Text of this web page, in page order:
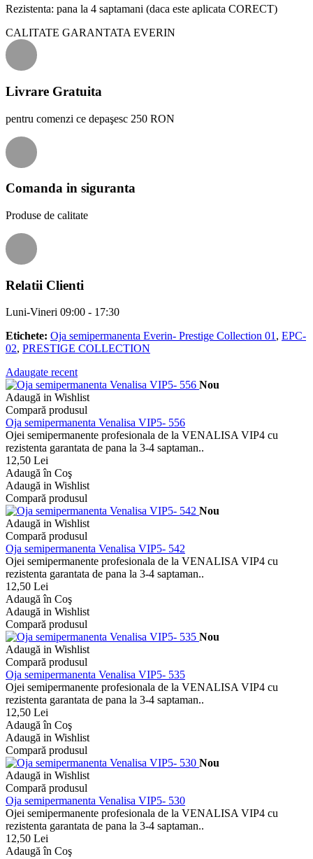
Rezistenta: pana la 4 saptamani (daca este aplicata CORECT)
CALITATE GARANTATA EVERIN
Livrare Gratuita
pentru comenzi ce depaşesc 250 RON
Comanda in siguranta
Produse de calitate
Relatii Clienti
Luni-Vineri 09:00 - 17:30
Etichete: Oja semipermanenta Everin- Prestige Collection 01, EPC-
02, PRESTIGE COLLECTION
Adaugate recent
Nou
Adaugă in Wishlist
Compară produsul
Oja semipermanenta Venalisa VIP5- 556
Ojei semipermanente profesionala de la VENALISA VIP4 cu
rezistenta garantata de pana la 3-4 saptaman..
12,50 Lei
Adaugă în Coş
Adaugă in Wishlist
Compară produsul
Nou
Adaugă in Wishlist
Compară produsul
Oja semipermanenta Venalisa VIP5- 542
Ojei semipermanente profesionala de la VENALISA VIP4 cu
rezistenta garantata de pana la 3-4 saptaman..
12,50 Lei
Adaugă în Coş
Adaugă in Wishlist
Compară produsul
Nou
Adaugă in Wishlist
Compară produsul
Oja semipermanenta Venalisa VIP5- 535
Ojei semipermanente profesionala de la VENALISA VIP4 cu
rezistenta garantata de pana la 3-4 saptaman..
12,50 Lei
Adaugă în Coş
Adaugă in Wishlist
Compară produsul
Nou
Adaugă in Wishlist
Compară produsul
Oja semipermanenta Venalisa VIP5- 530
Ojei semipermanente profesionala de la VENALISA VIP4 cu
rezistenta garantata de pana la 3-4 saptaman..
12,50 Lei
Adaugă în Coş